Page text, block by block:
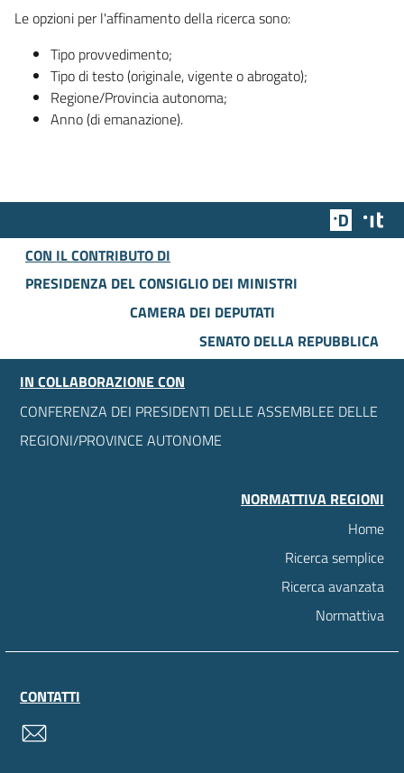
Le opzioni per l'affinamento della ricerca sono:
Tipo provvedimento;
Tipo di testo (originale, vigente o abrogato);
Regione/Provincia autonoma;
Anno (di emanazione).
Team
CON IL CONTRIBUTO DI
PRESIDENZA DEL CONSIGLIO DEI MINISTRI
CAMERA DEI DEPUTATI
SENATO DELLA REPUBBLICA
IN COLLABORAZIONE CON
CONFERENZA DEI PRESIDENTI DELLE ASSEMBLEE DELLE
REGIONI/PROVINCE AUTONOME
NORMATTIVA REGIONI
Home
Ricerca semplice
Ricerca avanzata
Normattiva
CONTATTI